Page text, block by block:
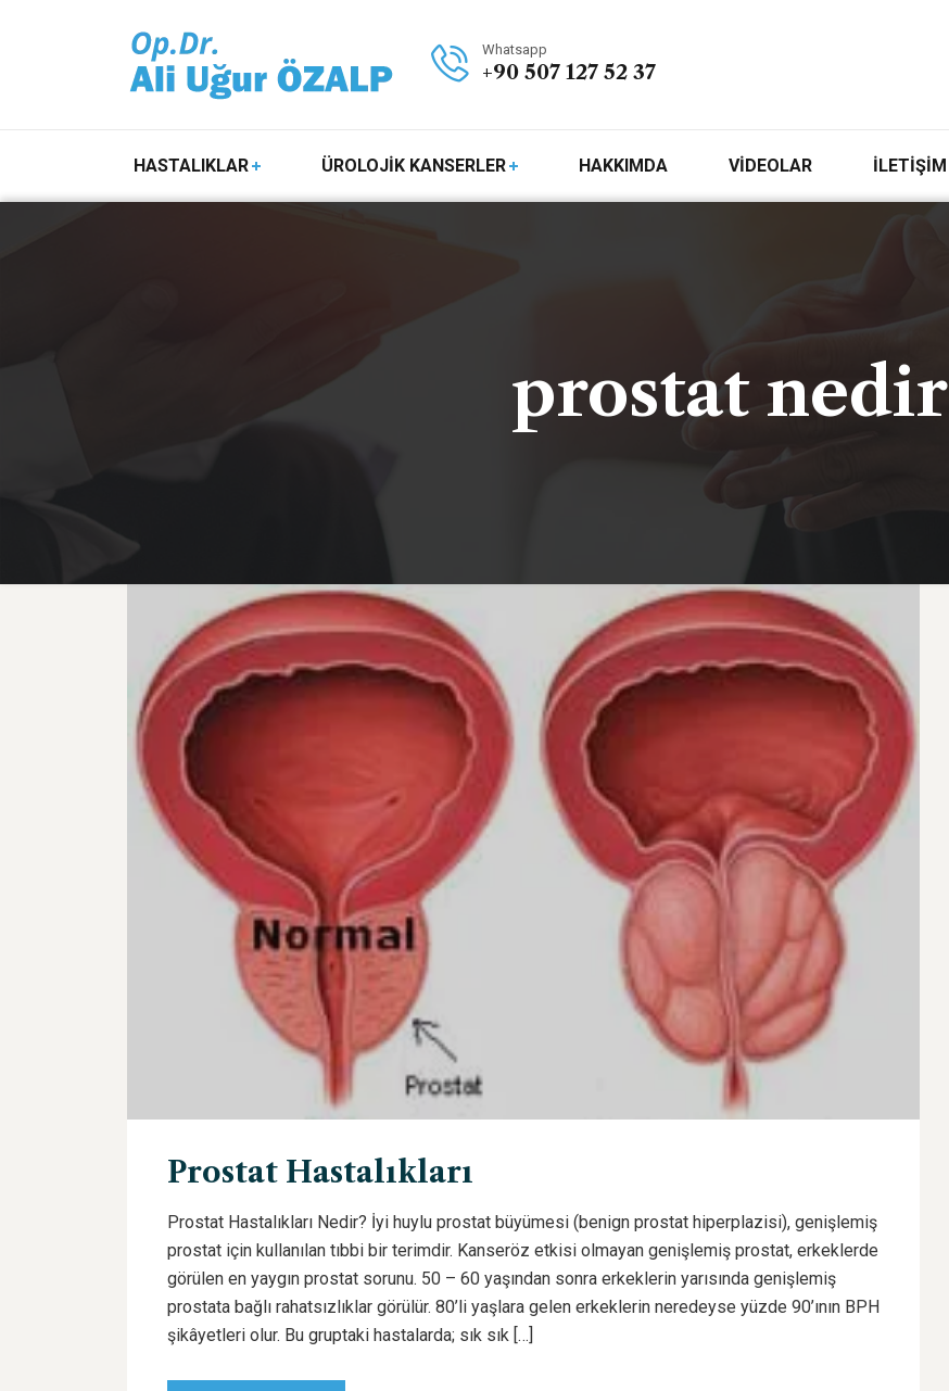
Whatsapp
+90 507 127 52 37
HASTALIKLAR ÜROLOJİK KANSERLER HAKKIMDA VİDEOLAR İLETİŞİM
prostat nedir
Prostat Hastalıkları
Prostat Hastalıkları Nedir? İyi huylu prostat büyümesi (benign prostat hiperplazisi), genişlemiş
prostat için kullanılan tıbbi bir terimdir. Kanseröz etkisi olmayan genişlemiş prostat, erkeklerde
görülen en yaygın prostat sorunu. 50 – 60 yaşından sonra erkeklerin yarısında genişlemiş
prostata bağlı rahatsızlıklar görülür. 80’li yaşlara gelen erkeklerin neredeyse yüzde 90’ının BPH
şikâyetleri olur. Bu gruptaki hastalarda; sık sık […]